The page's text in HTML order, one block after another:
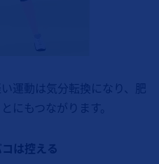
運動は気分転換になり、肥
にもつながります。
は控える